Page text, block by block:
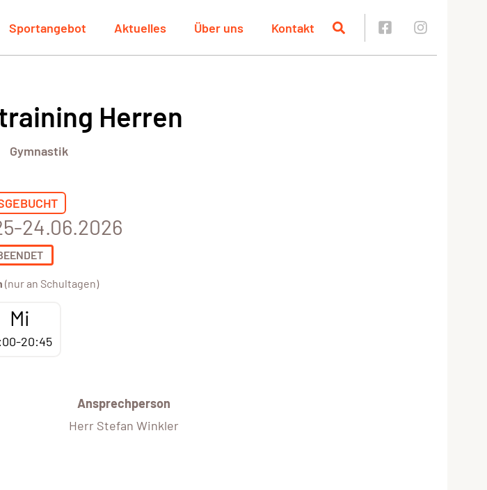
Sportangebot Aktuelles Über uns Kontakt
Herren
Gymnastik
24.06.2026
(nur an Schultagen)
Mi
20:45
Ansprechperson
Herr Stefan Winkler